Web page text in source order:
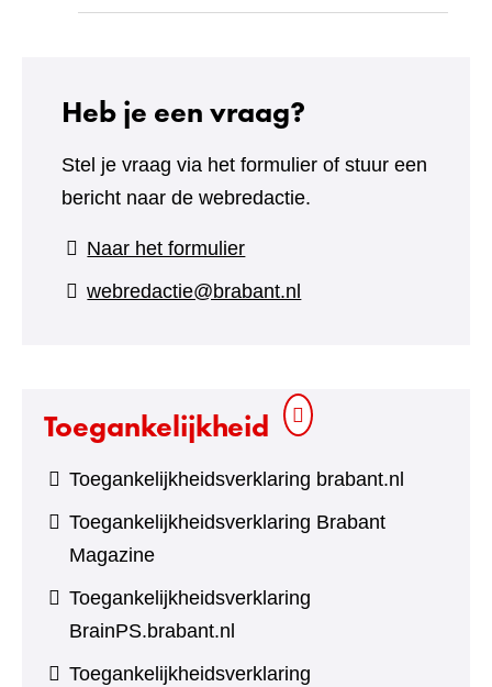
Heb je een vraag?
Stel je vraag via het formulier of stuur een
bericht naar de webredactie.
Naar het formulier(verwijst
naar
webredactie@brabant.nl
Toegankelijkheid
Toegankelijkheidsverklaring brabant.nl
Toegankelijkheidsverklaring Brabant
Magazine
Toegankelijkheidsverklaring
BrainPS.brabant.nl
Toegankelijkheidsverklaring